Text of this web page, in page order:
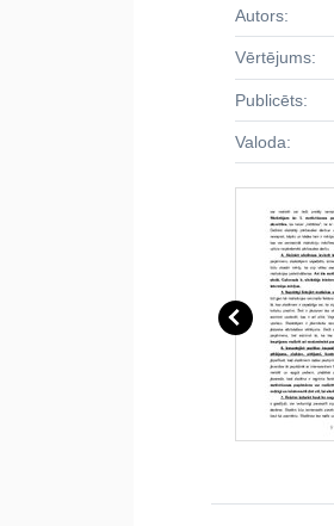
Autors:
Vērtējums:
Publicēts:
Valoda: